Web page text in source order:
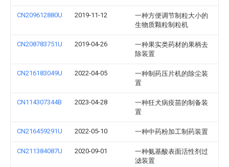
CN209612880U 2019-11-12
一种方便调节制粒大小的
生物质颗粒制粒机
CN208783751U 2019-04-26
一种果实类药材的果柄去
除装置
CN216183049U 2022-04-05
一种制药压片机的除尘装
置
CN114307344B 2023-04-28
一种狂犬病疫苗的制备装
置
CN216459291U 2022-05-10 一种中药粉加工制药装置
CN211384087U 2020-09-01
一种氨基酸表面活性剂过
滤装置